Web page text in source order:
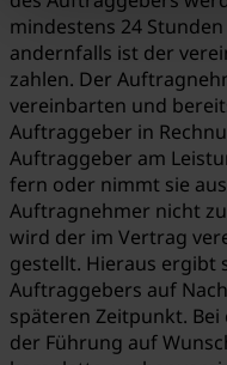
mindestens 24
andernfalls ist der
zahlen. Der
vereinbarten und
Auftraggeber in
Auftraggeber am
fern oder nimmt sie
Auftragnehmer nicht
wird der im Vertrag
gestellt. Hieraus ergibt
Auftraggebers auf
späteren Zeitpunkt.
der Führung auf